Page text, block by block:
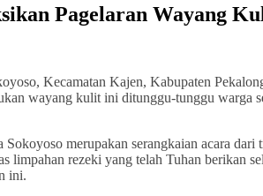
Pagelaran Wayang
Kecamatan Kajen, Kabupaten
wayang kulit ini ditunggu-tunggu warga
merupakan serangkaian acara
limpahan rezeki yang telah Tuhan berikan
ini.